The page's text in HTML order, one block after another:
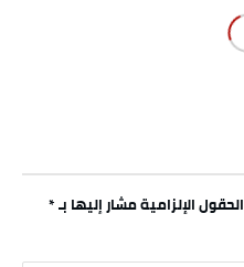
الحقول الإلزامية مشار إليها بـ*